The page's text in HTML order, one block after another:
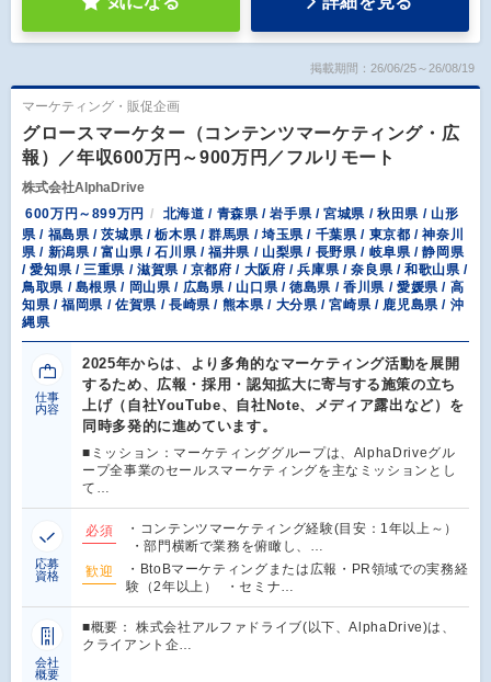
掲載期間：26/06/25～26/08/19
マーケティング・販促企画
グロースマーケター（コンテンツマーケティング・広
報）／年収600万円～900万円／フルリモート
株式会社AlphaDrive
600万円～899万円
北海道 / 青森県 / 岩手県 / 宮城県 / 秋田県 / 山形
県 / 福島県 / 茨城県 / 栃木県 / 群馬県 / 埼玉県 / 千葉県 / 東京都 / 神奈川
県 / 新潟県 / 富山県 / 石川県 / 福井県 / 山梨県 / 長野県 / 岐阜県 / 静岡県
/ 愛知県 / 三重県 / 滋賀県 / 京都府 / 大阪府 / 兵庫県 / 奈良県 / 和歌山県 /
鳥取県 / 島根県 / 岡山県 / 広島県 / 山口県 / 徳島県 / 香川県 / 愛媛県 / 高
知県 / 福岡県 / 佐賀県 / 長崎県 / 熊本県 / 大分県 / 宮崎県 / 鹿児島県 / 沖
縄県
仕事
内容
2025年からは、より多角的なマーケティング活動を展開
するため、広報・採用・認知拡大に寄与する施策の立ち
上げ（自社YouTube、自社Note、メディア露出など）を
同時多発的に進めています。
■ミッション：マーケティンググループは、AlphaDriveグル
ープ全事業のセールスマーケティングを主なミッションとし
て…
応募
資格
必須
・コンテンツマーケティング経験(目安：1年以上～）
・部門横断で業務を俯瞰し、…
歓迎
・BtoBマーケティングまたは広報・PR領域での実務経
験（2年以上） ・セミナ…
会社
概要
■概要： 株式会社アルファドライブ(以下、AlphaDrive)は、
クライアント企…